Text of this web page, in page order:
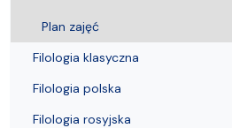
Plan zajęć
Filologia klasyczna
Filologia polska
Filologia rosyjska